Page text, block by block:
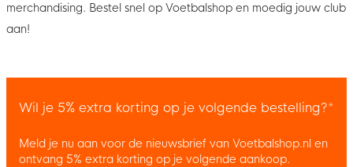
merchandising. Bestel snel op Voetbalshop en moedig jouw club
aan!
Wil je 5% extra korting op je volgende bestelling?*
Meld je nu aan voor de nieuwsbrief van Voetbalshop.nl en
ontvang 5% extra korting op je volgende aankoop.